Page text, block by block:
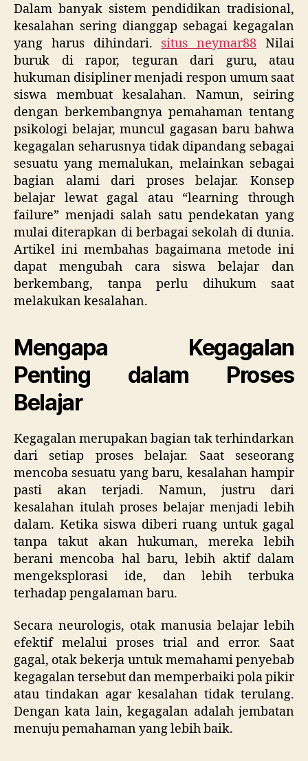
Dalam banyak sistem pendidikan tradisional,
kesalahan sering dianggap sebagai kegagalan
yang harus dihindari. situs neymar88 Nilai
buruk di rapor, teguran dari guru, atau
hukuman disipliner menjadi respon umum saat
siswa membuat kesalahan. Namun, seiring
dengan berkembangnya pemahaman tentang
psikologi belajar, muncul gagasan baru bahwa
kegagalan seharusnya tidak dipandang sebagai
sesuatu yang memalukan, melainkan sebagai
bagian alami dari proses belajar. Konsep
belajar lewat gagal atau “learning through
failure” menjadi salah satu pendekatan yang
mulai diterapkan di berbagai sekolah di dunia.
Artikel ini membahas bagaimana metode ini
dapat mengubah cara siswa belajar dan
berkembang, tanpa perlu dihukum saat
melakukan kesalahan.
Mengapa Kegagalan
Penting dalam Proses
Belajar
Kegagalan merupakan bagian tak terhindarkan
dari setiap proses belajar. Saat seseorang
mencoba sesuatu yang baru, kesalahan hampir
pasti akan terjadi. Namun, justru dari
kesalahan itulah proses belajar menjadi lebih
dalam. Ketika siswa diberi ruang untuk gagal
tanpa takut akan hukuman, mereka lebih
berani mencoba hal baru, lebih aktif dalam
mengeksplorasi ide, dan lebih terbuka
terhadap pengalaman baru.
Secara neurologis, otak manusia belajar lebih
efektif melalui proses trial and error. Saat
gagal, otak bekerja untuk memahami penyebab
kegagalan tersebut dan memperbaiki pola pikir
atau tindakan agar kesalahan tidak terulang.
Dengan kata lain, kegagalan adalah jembatan
menuju pemahaman yang lebih baik.